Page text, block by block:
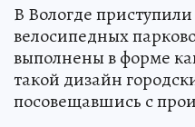
В Вологде
велосипедных
выполнены в форме
такой дизайн
посовещавшись с